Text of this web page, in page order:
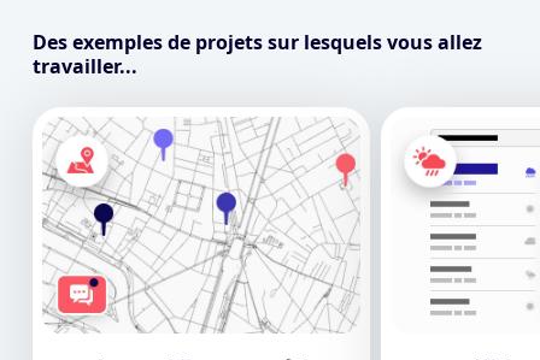
Des exemples de projets sur lesquels vous allez
travailler...